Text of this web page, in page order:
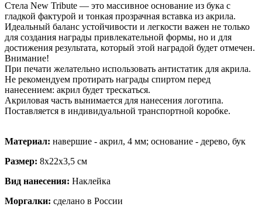
Стела New Tribute — это массивное основание из бука с
гладкой фактурой и тонкая прозрачная вставка из акрила.
Идеальный баланс устойчивости и легкости важен не только
для создания награды привлекательной формы, но и для
достижения результата, который этой наградой будет отмечен.
Внимание!
При печати желательно использовать антистатик для акрила.
Не рекомендуем протирать награды спиртом перед
нанесением: акрил будет трескаться.
Акриловая часть вынимается для нанесения логотипа.
Поставляется в индивидуальной транспортной коробке.
Материал: навершие - акрил, 4 мм; основание - дерево, бук
Размер: 8х22х3,5 см
Вид нанесения: Наклейка
Моргалки: сделано в России